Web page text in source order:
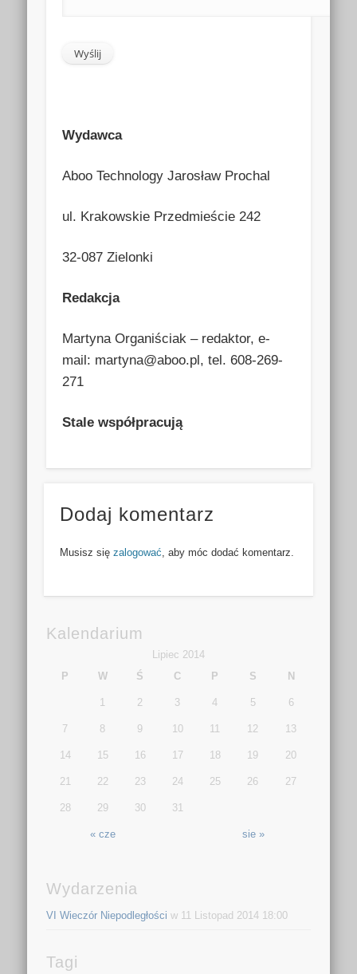
Wydawca
Aboo Technology Jarosław Prochal
ul. Krakowskie Przedmieście 242
32-087 Zielonki
Redakcja
Martyna Organiściak – redaktor, e-
mail: martyna@aboo.pl, tel. 608-269-
271
Stale współpracują
Dodaj komentarz
Musisz się zalogować , aby móc dodać komentarz.
Kalendarium
Lipiec 2014
P
W Ś C P S N
« cze sie »
1 2 3 4 5 6
7 8 9 10 11 12 13
14 15 16 17 18 19 20
21 22 23 24 25 26 27
28 29 30 31
Wydarzenia
VI Wieczór Niepodległości w 11 Listopad 2014 18:00
Tagi